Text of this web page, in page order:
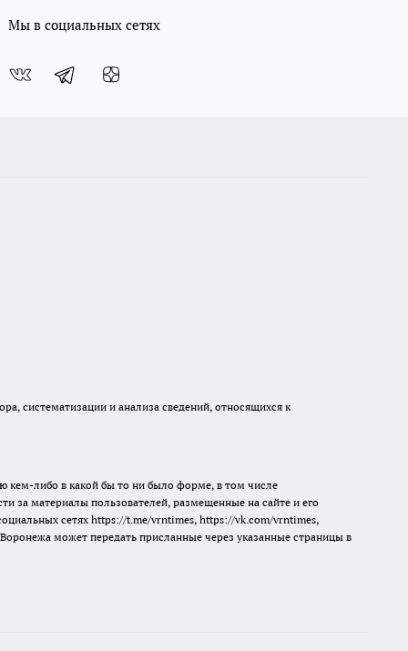
Мы в социальных сетях
систематизации и анализа сведений, относящихся к
кем-либо в какой бы то ни было форме, в том числе
за материалы пользователей, размещенные на сайте и его
сетях https://t.me/vrntimes, https://vk.com/vrntimes,
может передать присланные через указанные страницы в